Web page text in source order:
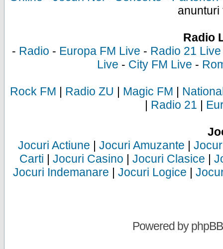
anunturi
Radio
- Radio - Europa FM Live - Radio 21 Live
Live - City FM Live -
Rock FM | Radio ZU | Magic FM |
| Radio 21 |
Jocuri Actiune | Jocuri Amuzante |
Carti | Jocuri Casino | Jocuri Clasice |
Jocuri Indemanare | Jocuri Logice |
Powered byphpBB